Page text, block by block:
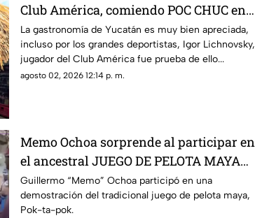
Club América, comiendo POC CHUC en
Yucatán; ¿en dónde está?
La gastronomía de Yucatán es muy bien apreciada,
incluso por los grandes deportistas, Igor Lichnovsky,
jugador del Club América fue prueba de ello...
agosto 02, 2026 12:14 p. m.
Memo Ochoa sorprende al participar en
el ancestral JUEGO DE PELOTA MAYA
en la Península de Yucatán
Guillermo “Memo” Ochoa participó en una
demostración del tradicional juego de pelota maya,
Pok-ta-pok.